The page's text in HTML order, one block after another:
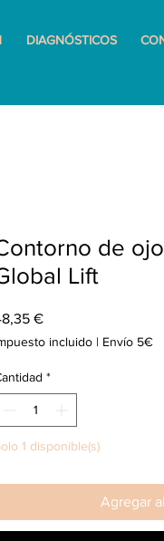
DIAGNÓSTICOS
de
Lift
€Precio
incluido | Envío 5€
*
1 disponible(s)
Agregar